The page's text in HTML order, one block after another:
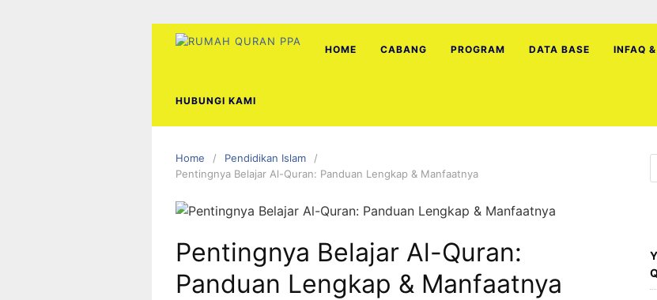
HOME CABANG PROGRAM DATA BASE INFAQ
HUBUNGI KAMI
Home
Pendidikan Islam
Pentingnya Belajar Al-Quran: Panduan Lengkap & Manfaatnya
Pentingnya Belajar Al-Quran:
Panduan Lengkap & Manfaatnya